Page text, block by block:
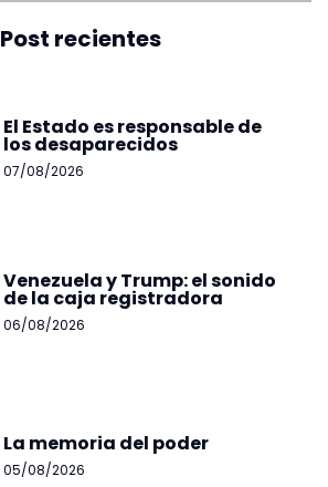
Post recientes
El Estado es responsable de
los desaparecidos
07/08/2026
Venezuela y Trump: el sonido
de la caja registradora
06/08/2026
La memoria del poder
05/08/2026